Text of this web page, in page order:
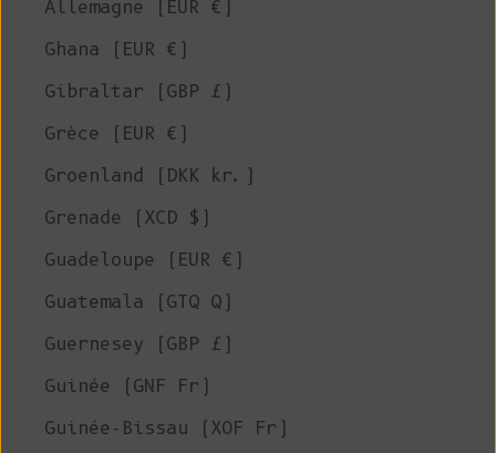
Allemagne (EUR €)
Ghana (EUR €)
Gibraltar (GBP £)
Grèce (EUR €)
Groenland (DKK kr.)
Grenade (XCD $)
Guadeloupe (EUR €)
Guatemala (GTQ Q)
Guernesey (GBP £)
Guinée (GNF Fr)
Guinée-Bissau (XOF Fr)